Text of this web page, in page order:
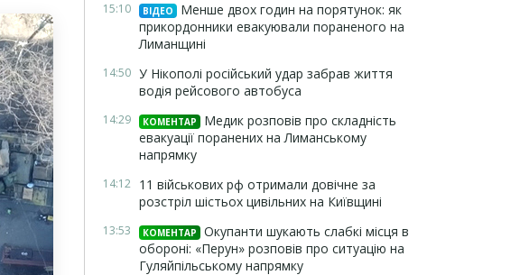
15:10 ВІДЕО
Менше двох годин на порятунок: як
прикордонники евакуювали пораненого на
Лиманщині
14:50 У Нікополі російський удар забрав життя
водія рейсового автобуса
14:29 КОМЕНТАР
Медик розповів про складність
евакуації поранених на Лиманському
напрямку
14:12 11 військових рф отримали довічне за
розстріл шістьох цивільних на Київщині
13:53 КОМЕНТАР
Окупанти шукають слабкі місця в
обороні: «Перун» розповів про ситуацію на
Гуляйпільському напрямку